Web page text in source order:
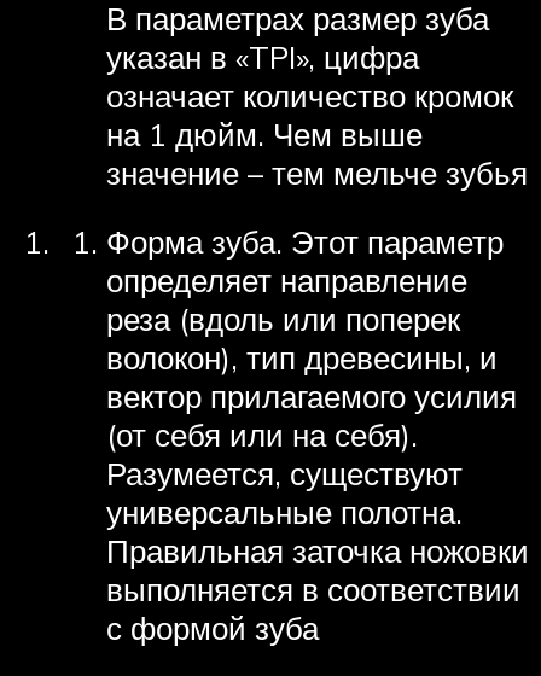
В параметрах размер зуба
указан в «TPI», цифра
означает количество кромок
на 1 дюйм. Чем выше
значение – тем мельче зубья
Форма зуба. Этот параметр
определяет направление
реза (вдоль или поперек
волокон), тип древесины, и
вектор прилагаемого усилия
(от себя или на себя).
Разумеется, существуют
универсальные полотна.
Правильная заточка ножовки
выполняется в соответствии
с формой зуба